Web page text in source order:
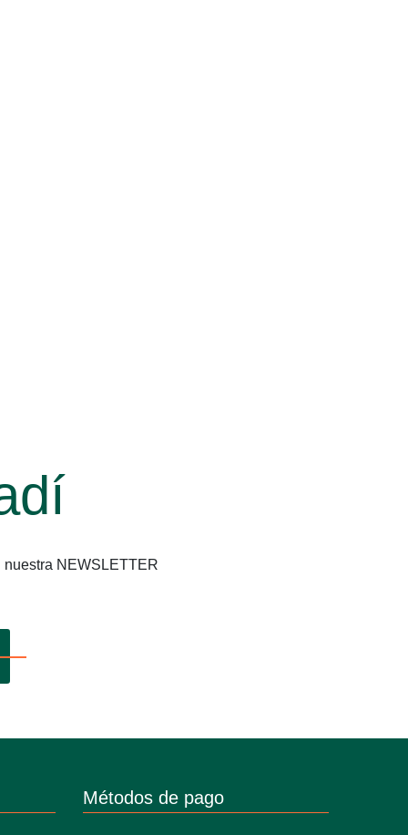
nuestra NEWSLETTER
Métodos de pago